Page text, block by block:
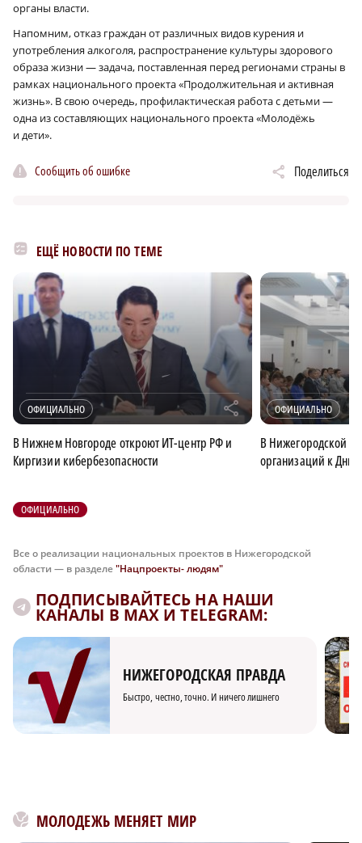
органы власти.
Напомним, отказ граждан от различных видов курения и
употребления алкоголя, распространение культуры здорового
образа жизни — задача, поставленная перед регионами страны в
рамках национального проекта «Продолжительная и активная
жизнь». В свою очередь, профилактическая работа с детьми —
одна из составляющих национального проекта «Молодёжь
и дети».
Сообщить об ошибке Поделиться
ЕЩЁ НОВОСТИ ПО ТЕМЕ
ОФИЦИАЛЬНО r
В Нижнем Новгороде откроют ИТ-центр РФ и
Киргизии кибербезопасности
ОФИЦИАЛЬНО
В Нижегородской
организаций к Дню
ОФИЦИАЛЬНО
Все о реализации национальных проектов в Нижегородской
области — в разделе"Нацпроекты- людям"
ПОДПИСЫВАЙТЕСЬ НА НАШИ
КАНАЛЫ В MAX И TELEGRAM:
НИЖЕГОРОДСКАЯ ПРАВДА
Быстро, честно, точно. И ничего лишнего
МОЛОДЕЖЬ МЕНЯЕТ МИР